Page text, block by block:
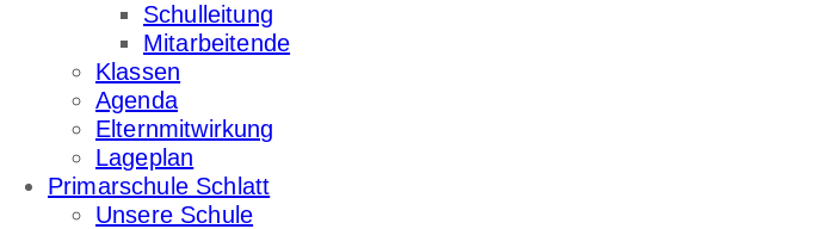
Schulleitung
Mitarbeitende
Klassen
Agenda
Elternmitwirkung
Lageplan
Primarschule Schlatt
Unsere Schule